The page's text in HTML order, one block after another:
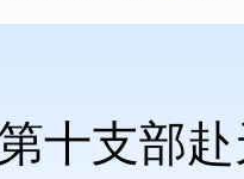
十支部